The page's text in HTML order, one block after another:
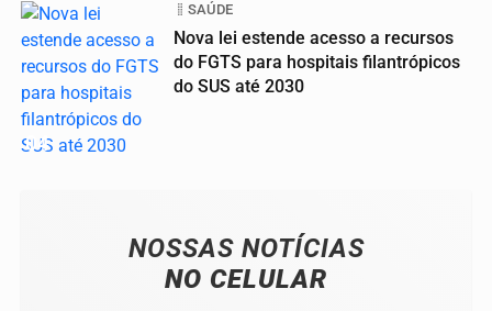
04
SAÚDE
Nova lei estende acesso a recursos
do FGTS para hospitais filantrópicos
do SUS até 2030
NOSSAS NOTÍCIAS
NO CELULAR